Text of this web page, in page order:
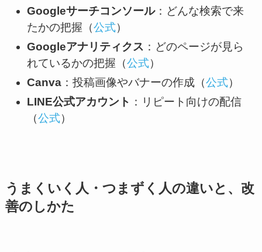
Googleサーチコンソール：どんな検索で来
たかの把握（公式）
Googleアナリティクス ：どのページが見ら
れているかの把握（公式）
Canva ：投稿画像やバナーの作成（公式）
LINE公式アカウント ：リピート向けの配信
（公式）
うまくいく人・つまずく人の違いと、改
善のしかた